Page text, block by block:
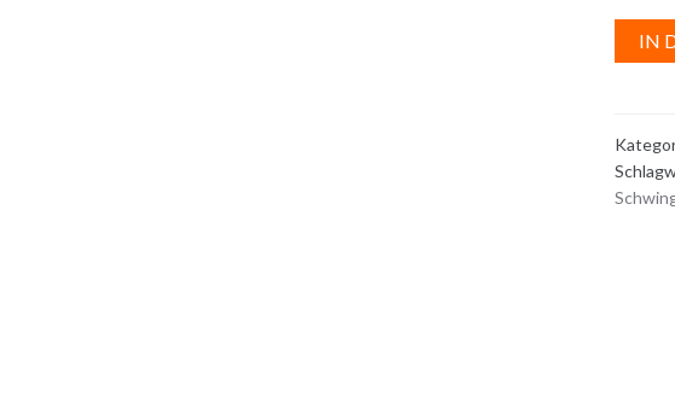
IN